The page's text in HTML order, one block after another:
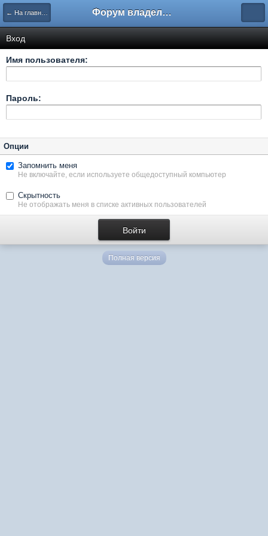
← На главную Форум владельцев интернет-магазинов
Вход
Имя пользователя:
Пароль:
Опции
Запомнить меня
Не включайте, если используете общедоступный компьютер
Скрытность
Не отображать меня в списке активных пользователей
Полная версия